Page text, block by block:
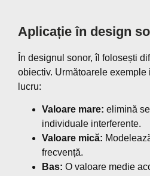
Aplicație în design
În designul sonor, îl folosești
obiectiv. Următoarele
lucru:
Valoare mare: elimină
individuale interferente.
Valoare mică:
frecvență.
Bas: O valoare medie